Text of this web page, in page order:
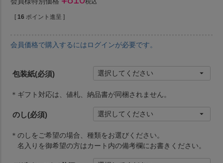
[ 16 ポイント進呈 ]
会員価格で購入するにはログインが必要です。
包装紙(必須)
＊ギフト対応は、値札、納品書が同梱されません。
のし(必須)
＊のしをご希望の場合、種類をお選びください。
名入りを御希望の方はカート内の備考欄にお書きください。